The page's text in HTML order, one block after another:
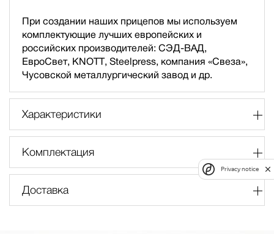
При создании наших прицепов мы используем
комплектующие лучших европейских и
российских производителей: СЭД-ВАД,
ЕвроСвет, KNOTT, Steelpress, компания «Свеза»,
Чусовской металлургический завод и др.
Характеристики
Комплектация
Доставка
Privacy notice